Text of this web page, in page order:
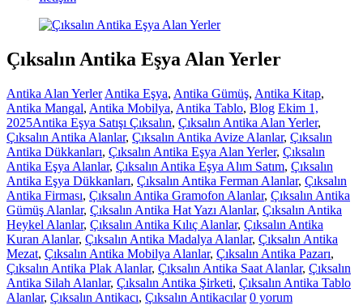
Çıksalın Antika Eşya Alan Yerler
Antika Alan Yerler Antika Eşya, Antika Gümüş, Antika Kitap,
Antika Mangal, Antika Mobilya, Antika Tablo, Blog Ekim 1,
2025Antika Eşya Satışı Çıksalın, Çıksalın Antika Alan Yerler,
Çıksalın Antika Alanlar, Çıksalın Antika Avize Alanlar, Çıksalın
Antika Dükkanları, Çıksalın Antika Eşya Alan Yerler, Çıksalın
Antika Eşya Alanlar, Çıksalın Antika Eşya Alım Satım, Çıksalın
Antika Eşya Dükkanları, Çıksalın Antika Ferman Alanlar, Çıksalın
Antika Firması, Çıksalın Antika Gramofon Alanlar, Çıksalın Antika
Gümüş Alanlar, Çıksalın Antika Hat Yazı Alanlar, Çıksalın Antika
Heykel Alanlar, Çıksalın Antika Kılıç Alanlar, Çıksalın Antika
Kuran Alanlar, Çıksalın Antika Madalya Alanlar, Çıksalın Antika
Mezat, Çıksalın Antika Mobilya Alanlar, Çıksalın Antika Pazarı,
Çıksalın Antika Plak Alanlar, Çıksalın Antika Saat Alanlar, Çıksalın
Antika Silah Alanlar, Çıksalın Antika Şirketi, Çıksalın Antika Tablo
Alanlar, Çıksalın Antikacı, Çıksalın Antikacılar 0 yorum